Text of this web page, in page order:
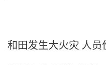
和田发生大火灾 人员